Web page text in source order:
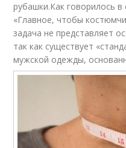
рубашки.Как говорилось
«Главное, чтобы
задача не представляет
так как существует
мужской одежды,